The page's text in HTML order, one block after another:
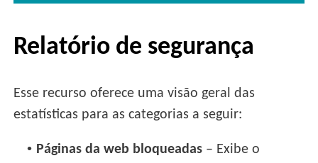
Relatório de segurança
Esse recurso oferece uma visão geral das
estatísticas para as categorias a seguir:
• Páginas da web bloqueadas – Exibe o